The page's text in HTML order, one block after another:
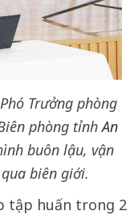
Trưởng phòng
phòng tỉnhAn
buôn lậu, vận
biên giới.
tập huấn trong 2